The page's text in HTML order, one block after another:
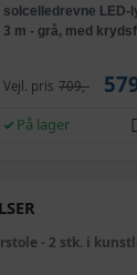
- 2 stk. i
solcelledrevne LED-
3 m - grå, med
Vejl. pris 709,-
På lager